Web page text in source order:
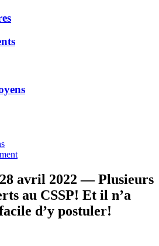
avril 2022 — Plusieurs
au CSSP! Et il n’a
d’y postuler!